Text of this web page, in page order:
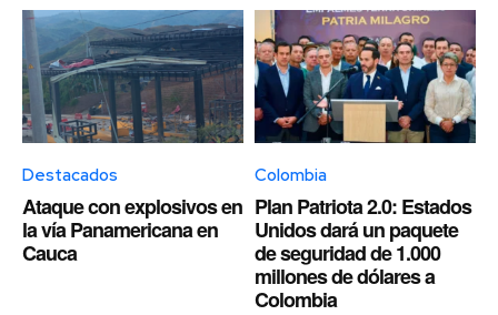
Destacados
Ataque con explosivos en
la vía Panamericana en
Cauca
Colombia
Plan Patriota 2.0: Estados
Unidos dará un paquete
de seguridad de 1.000
millones de dólares a
Colombia